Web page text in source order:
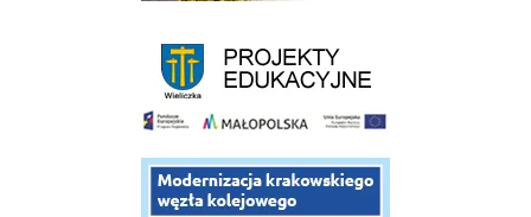
link do opisu projektu budowy linii kolejowej Krakow Rudzice